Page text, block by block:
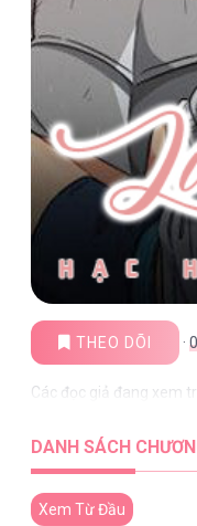
THEO DÕI ·
Các đọc giả đang xem
DANH SÁCH
Xem Từ Đầu